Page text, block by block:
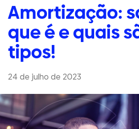
Amortização:
que é e quais
tipos!
24 de julho de 2023